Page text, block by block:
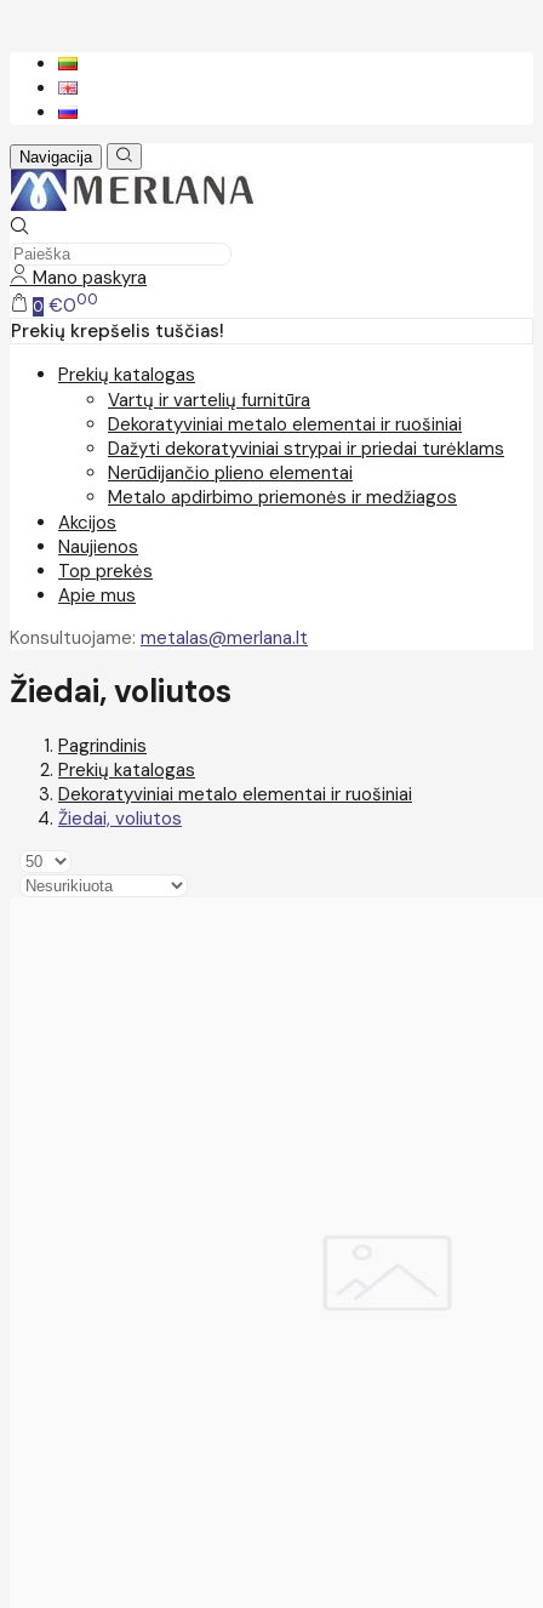
Navigacija
Mano paskyra
0 €000
Prekių krepšelis tuščias!
Prekių katalogas
Vartų ir vartelių furnitūra
Dekoratyviniai metalo elementai ir ruošiniai
Dažyti dekoratyviniai strypai ir priedai turėklams
Nerūdijančio plieno elementai
Metalo apdirbimo priemonės ir medžiagos
Akcijos
Naujienos
Top prekės
Apie mus
Konsultuojame: metalas@merlana.lt
Žiedai, voliutos
Pagrindinis
Prekių katalogas
Dekoratyviniai metalo elementai ir ruošiniai
Žiedai, voliutos